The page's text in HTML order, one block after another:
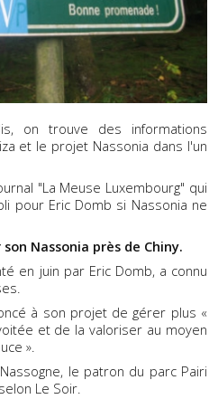
on trouve des informations
et le projet Nassonia dans l'un
"La Meuse Luxembourg" qui
pour Eric Domb si Nassonia ne
Nassonia près de Chiny.
en juin par Eric Domb, a connu
à son projet de gérer plus «
et de la valoriser au moyen
».
le patron du parc Pairi
Le Soir.